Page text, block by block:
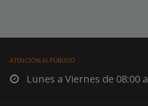
ATENCIÓN AL PÚBLICO
Lunes a Viernes de 08:00